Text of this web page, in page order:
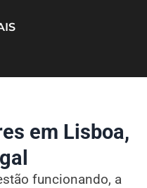
em Lisboa,
funcionando, a